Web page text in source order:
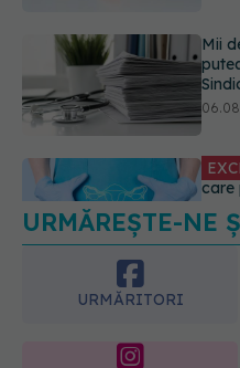
care
este
URMĂREȘTE-NE
URMĂRITORI
URMĂRITORI